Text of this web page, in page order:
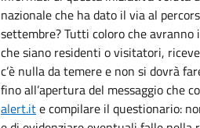
nazionale che ha dato il via al
settembre? Tutti coloro che
che siano residenti o visitatori,
c’è nulla da temere e non si dovrà
fino all’apertura del messaggio che
alert.ite compilare il questionario: